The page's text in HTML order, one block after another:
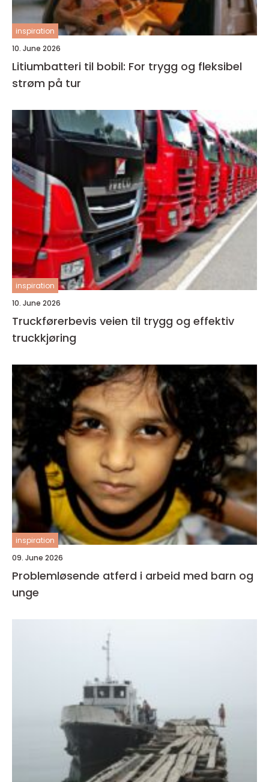
inspiration
10. June 2026
Litiumbatteri til bobil: For trygg og fleksibel
strøm på tur
inspiration
10. June 2026
Truckførerbevis veien til trygg og effektiv
truckkjøring
inspiration
09. June 2026
Problemløsende atferd i arbeid med barn og
unge